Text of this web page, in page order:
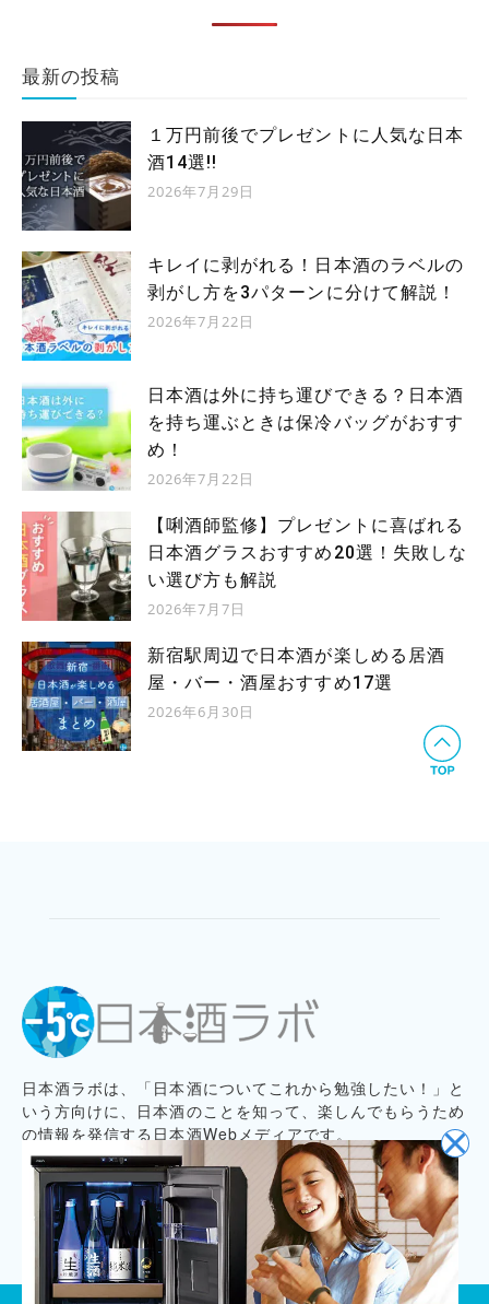
最新の投稿
１万円前後でプレゼントに人気な日本
酒14選!!
2026年7月29日
キレイに剥がれる！日本酒のラベルの
剥がし方を3パターンに分けて解説！
2026年7月22日
日本酒は外に持ち運びできる？日本酒
を持ち運ぶときは保冷バッグがおすす
め！
2026年7月22日
【唎酒師監修】プレゼントに喜ばれる
日本酒グラスおすすめ20選！失敗しな
い選び方も解説
2026年7月7日
新宿駅周辺で日本酒が楽しめる居酒
屋・バー・酒屋おすすめ17選
2026年6月30日
日本酒ラボは、「日本酒についてこれから勉強したい！」と
いう方向けに、日本酒のことを知って、楽しんでもらうため
の情報を発信する日本酒Webメディアです。